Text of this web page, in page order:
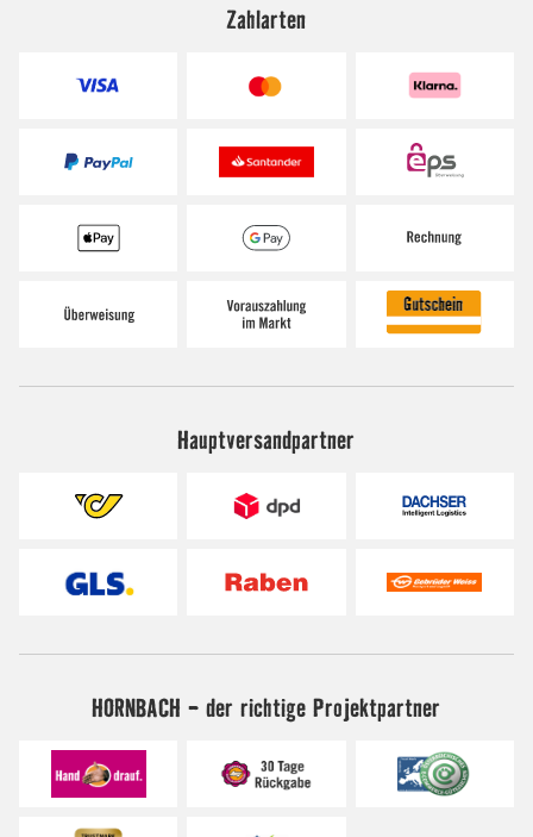
Zahlarten
Hauptversandpartner
HORNBACH - der richtige Projektpartner